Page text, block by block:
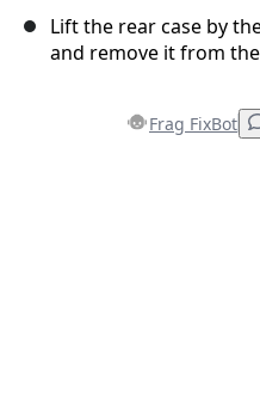
Lift the rear case by
and remove it from
Frag FixBot